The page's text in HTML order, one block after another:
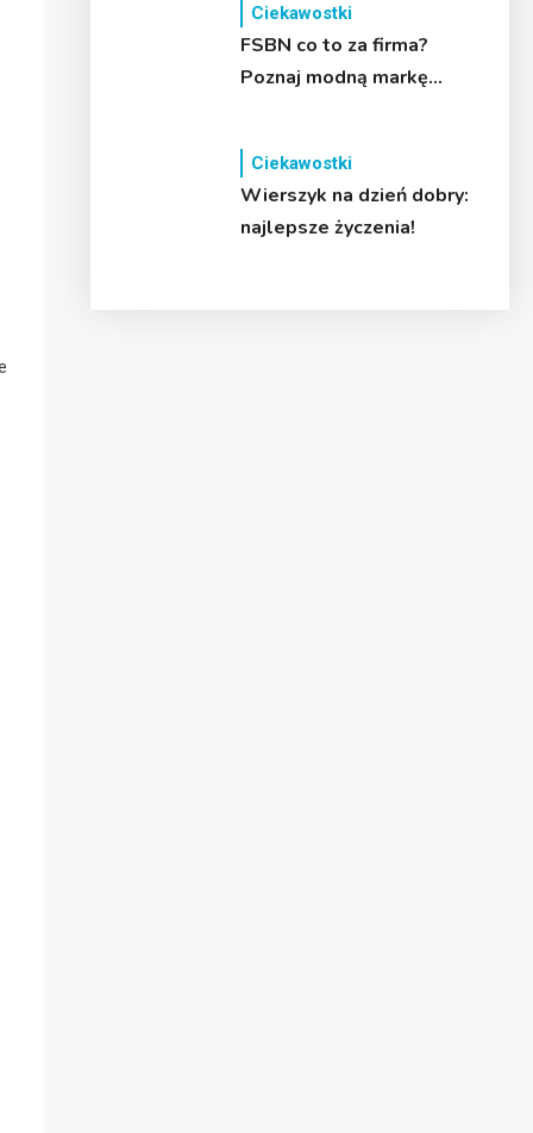
Ciekawostki
FSBN co to za firma?
Poznaj modną markę
Ciekawostki
Wierszyk na dzień dobry:
najlepsze życzenia!